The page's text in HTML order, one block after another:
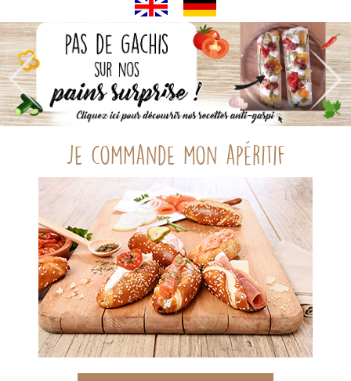
Je commande mon apéritif